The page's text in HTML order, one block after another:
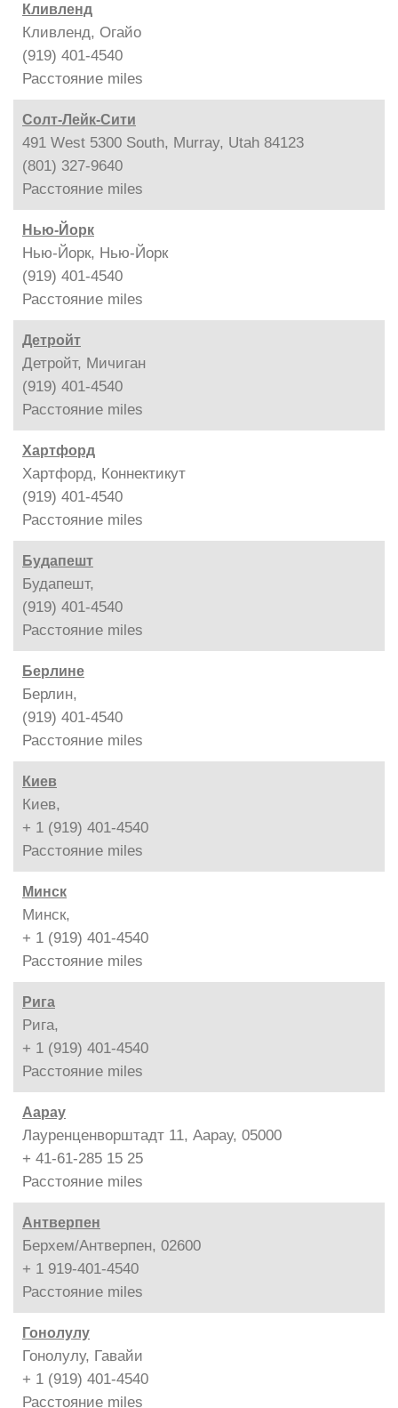
Кливленд
Кливленд, Огайо
(919) 401-4540
Расстояние miles
Солт-Лейк-Сити
491 West 5300 South, Murray, Utah 84123
(801) 327-9640
Расстояние miles
Нью-Йорк
Нью-Йорк, Нью-Йорк
(919) 401-4540
Расстояние miles
Детройт
Детройт, Мичиган
(919) 401-4540
Расстояние miles
Хартфорд
Хартфорд, Коннектикут
(919) 401-4540
Расстояние miles
Будапешт
Будапешт,
(919) 401-4540
Расстояние miles
Берлине
Берлин,
(919) 401-4540
Расстояние miles
Киев
Киев,
+ 1 (919) 401-4540
Расстояние miles
Минск
Минск,
+ 1 (919) 401-4540
Расстояние miles
Рига
Рига,
+ 1 (919) 401-4540
Расстояние miles
Аарау
Лауренценворштадт 11, Аарау, 05000
+ 41-61-285 15 25
Расстояние miles
Антверпен
Берхем/Антверпен, 02600
+ 1 919-401-4540
Расстояние miles
Гонолулу
Гонолулу, Гавайи
+ 1 (919) 401-4540
Расстояние miles